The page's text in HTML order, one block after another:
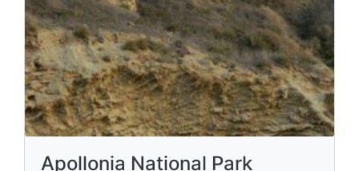
Apollonia National Park